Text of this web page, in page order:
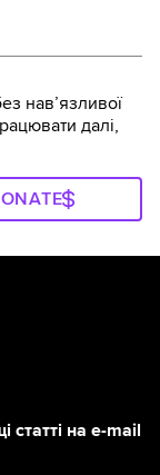
навʼязливої
далі,
статті на e-mail